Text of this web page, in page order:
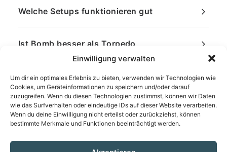
Einwilligung verwalten
Um dir ein optimales Erlebnis zu bieten, verwenden wir Technologien wie
Cookies, um Geräteinformationen zu speichern und/oder darauf
zuzugreifen. Wenn du diesen Technologien zustimmst, können wir Daten
wie das Surfverhalten oder eindeutige IDs auf dieser Website verarbeiten.
Wenn du deine Einwilligung nicht erteilst oder zurückziehst, können
bestimmte Merkmale und Funktionen beeinträchtigt werden.
Welche Setups funktionieren gut
Ist Bomb besser als Torpedo